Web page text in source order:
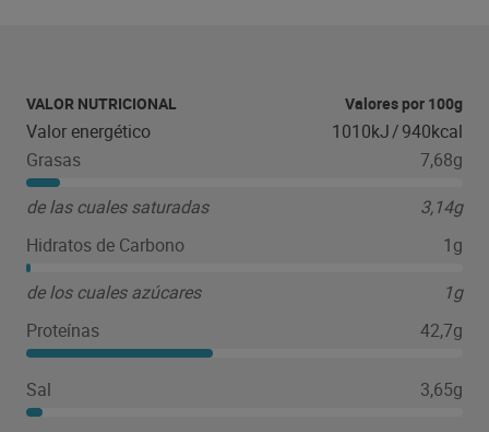
VALOR NUTRICIONAL Valores por 100g
Valor energético 1010kJ/940kcal
Grasas
7,68g
de las cuales saturadas
3,14g
Hidratos de Carbono
1g
de los cuales azúcares
1g
Proteínas
42,7g
Sal 3,65g